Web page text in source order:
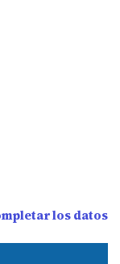
los datos